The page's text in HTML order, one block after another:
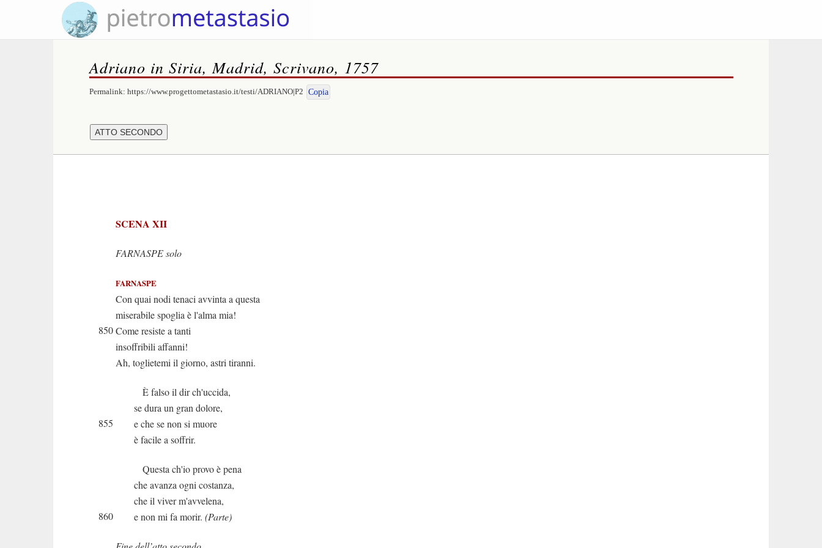
Adriano in Siria, Madrid, Scrivano, 1757
Permalink: https://www.progettometastasio.it/testi/ADRIANO|P2 Copia
SCENA XII
FARNASPE solo
FARNASPE
Con quai nodi tenaci avvinta a questa
miserabile spoglia è l'alma mia!
850Come resiste a tanti
insoffribili affanni!
Ah, toglietemi il giorno, astri tiranni.
È falso il dir ch'uccida,
se dura un gran dolore,
855
e che se non si muore
è facile a soffrir.
Questa ch'io provo è pena
che avanza ogni costanza,
che il viver m'avvelena,
860
e non mi fa morir. (Parte)